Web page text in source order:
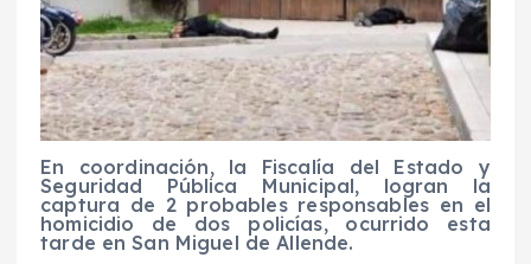
En coordinación, la Fiscalía del Estado y
Seguridad Pública Municipal, logran la
captura de 2 probables responsables en el
homicidio de dos policías, ocurrido esta
tarde en San Miguel de Allende.